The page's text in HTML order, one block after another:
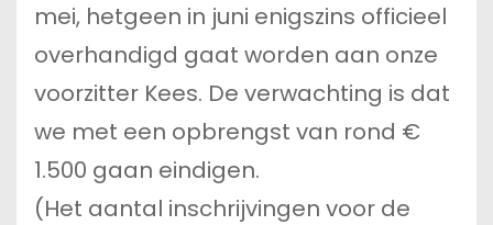
mei, hetgeen in juni enigszins officieel
overhandigd gaat worden aan onze
voorzitter Kees. De verwachting is dat
we met een opbrengst van rond €
1.500 gaan eindigen.
(Het aantal inschrijvingen voor de